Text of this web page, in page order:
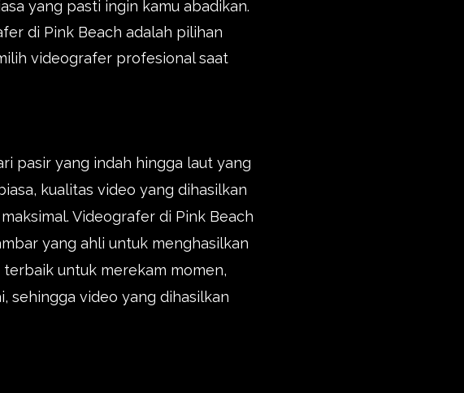
yang pasti ingin kamu abadikan.
di Pink Beach adalah pilihan
videografer profesional saat
pasir yang indah hingga laut yang
kualitas video yang dihasilkan
Videografer di Pink Beach
yang ahli untuk menghasilkan
untuk merekam momen,
sehingga video yang dihasilkan